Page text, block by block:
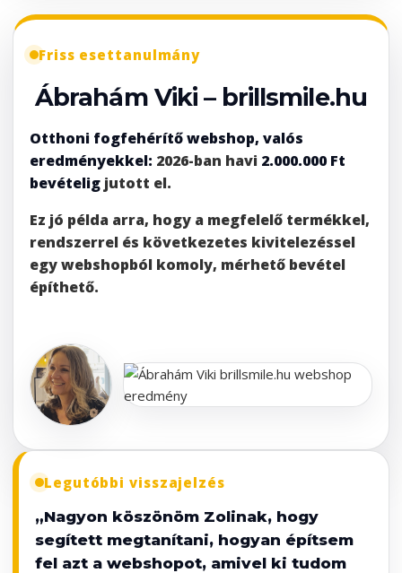
Friss esettanulmány
Ábrahám Viki – brillsmile.hu
Otthoni fogfehérítő webshop, valós
eredményekkel: 2026-ban havi 2.000.000 Ft
bevételig jutott el.
Ez jó példa arra, hogy a megfelelő termékkel,
rendszerrel és következetes kivitelezéssel
egy webshopból komoly, mérhető bevétel
építhető.
Legutóbbi visszajelzés
„Nagyon köszönöm Zolinak, hogy
segített megtanítani, hogyan építsem
fel azt a webshopot, amivel ki tudom